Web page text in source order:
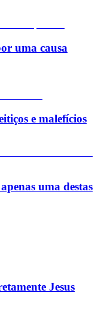
uma causa
e malefícios
uma destas
Jesus